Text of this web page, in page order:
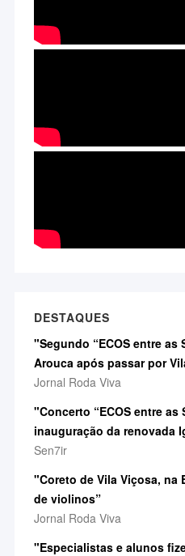
DESTAQUES
"Segundo “ECOS entre as
Arouca após passar por
Jornal Roda Viva
"Concerto “ECOS entre as
inauguração da renovada
Sen7ir
"Coreto de Vila Viçosa, na
de violinos”
Jornal Roda Viva
"Especialistas e alunos